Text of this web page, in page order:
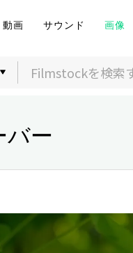
動画 サウンド 画像
バー